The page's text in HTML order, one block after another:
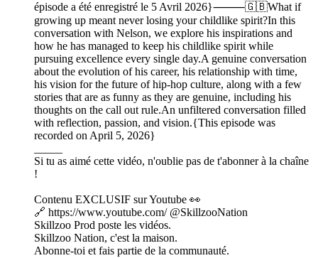
épisode a été enregistré le 5 Avril 2026}⸻🇬🇧What if
growing up meant never losing your childlike spirit?In this
conversation with Nelson, we explore his inspirations and
how he has managed to keep his childlike spirit while
pursuing excellence every single day.A genuine conversation
about the evolution of his career, his relationship with time,
his vision for the future of hip-hop culture, along with a few
stories that are as funny as they are genuine, including his
thoughts on the call out rule.An unfiltered conversation filled
with reflection, passion, and vision.{This episode was
recorded on April 5, 2026}
Si tu as aimé cette vidéo, n'oublie pas de t'abonner à la chaîne
!
Contenu EXCLUSIF sur Youtube 👀
🔗 https://www.youtube.com/ ⁨@SkillzooNation⁩
Skillzoo Prod poste les vidéos.
Skillzoo Nation, c'est la maison.
Abonne-toi et fais partie de la communauté.